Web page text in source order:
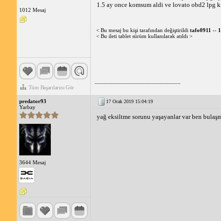
tasarrufu sağlayabilirler.
performanstan herhangi bir kayıp yaşamadıklarını
Eğer siz de uygun fiyatlı ve yakıt tasarruflu bir
1012 Mesaj
Tüm Başarılarını Gör
1.5 ay once komsum aldi ve lovato obd2
< Bu mesaj bu kişi tarafından değiştirildi tafo0911 --
< Bu ileti tablet sürüm kullanılarak atıldı >
predator93
Yarbay
3644 Mesaj
17 Ocak 2019 15:04:19
yağ eksiltme sorunu yaşayanlar var ben